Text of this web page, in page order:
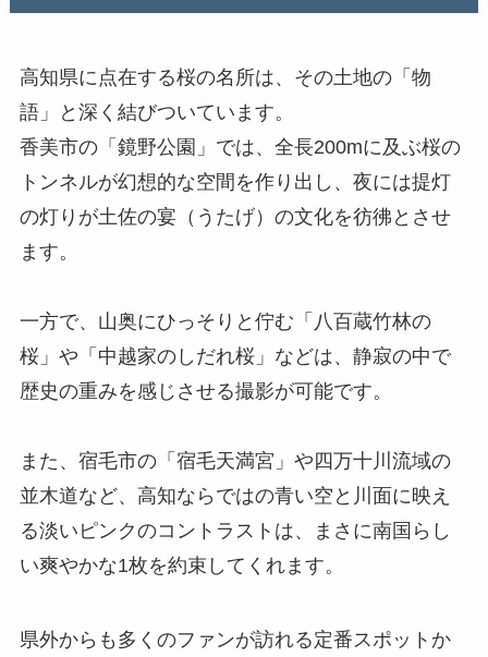
高知県に点在する桜の名所は、その土地の「物
語」と深く結びついています。
香美市の「鏡野公園」では、全長200mに及ぶ桜の
トンネルが幻想的な空間を作り出し、夜には提灯
の灯りが土佐の宴（うたげ）の文化を彷彿とさせ
ます。
一方で、山奥にひっそりと佇む「八百蔵竹林の
桜」や「中越家のしだれ桜」などは、静寂の中で
歴史の重みを感じさせる撮影が可能です。
また、宿毛市の「宿毛天満宮」や四万十川流域の
並木道など、高知ならではの青い空と川面に映え
る淡いピンクのコントラストは、まさに南国らし
い爽やかな1枚を約束してくれます。
県外からも多くのファンが訪れる定番スポットか